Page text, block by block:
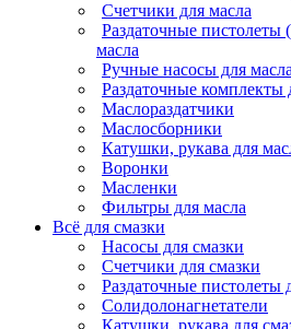
Счетчики для масла
Раздаточные пистолеты
масла
Ручные насосы для масла
Раздаточные комплекты
Маслораздатчики
Маслосборники
Катушки, рукава для
Воронки
Масленки
Фильтры для масла
Всё для смазки
Насосы для смазки
Счетчики для смазки
Раздаточные пистолеты
Солидолонагнетатели